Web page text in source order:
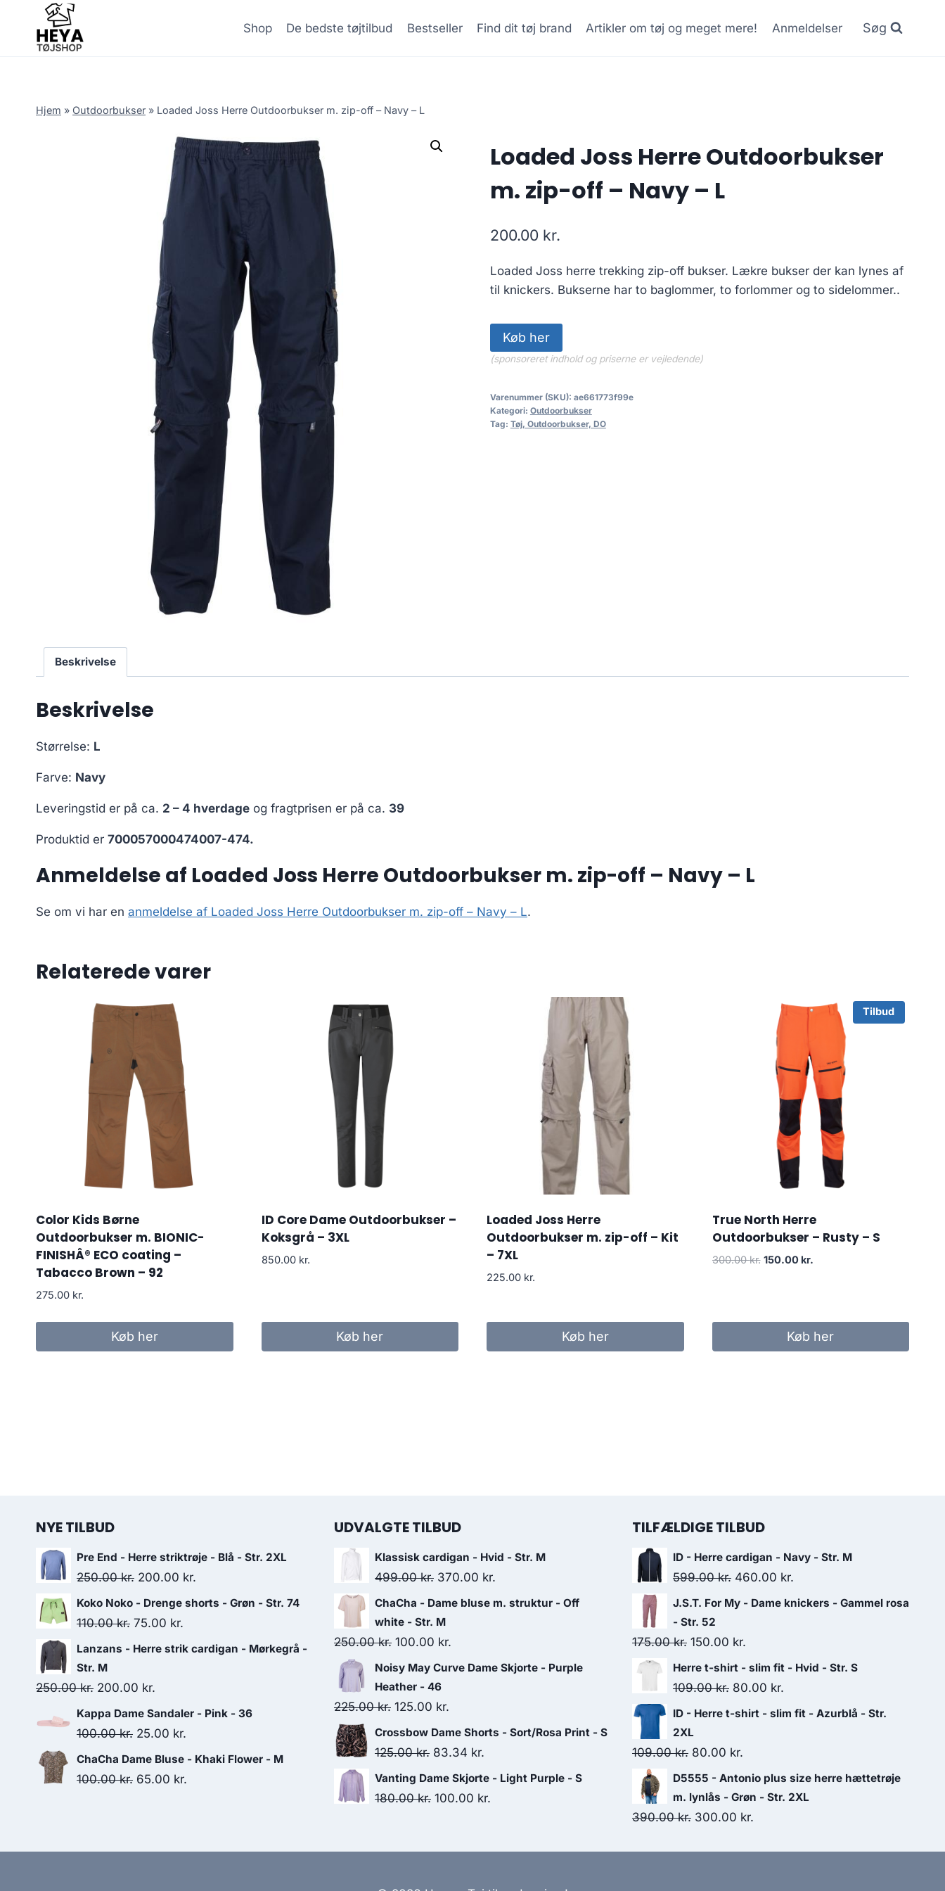
content
Shop De bedste tøjtilbud Bestseller Find dit tøj brand Artikler om tøj og meget mere! Anmeldelser Søg
Hjem » Outdoorbukser » Loaded Joss Herre Outdoorbukser m. zip-off – Navy – L
Loaded Joss Herre Outdoorbukser
m. zip-off – Navy – L
200.00 kr.
Loaded Joss herre trekking zip-off bukser. Lækre bukser der kan lynes af
til knickers. Bukserne har to baglommer, to forlommer og to sidelommer..
Køb her
(sponsoreret indhold og priserne er vejledende)
Varenummer (SKU): ae661773f99e
Kategori: Outdoorbukser
Tag: Tøj, Outdoorbukser, DO
Beskrivelse
Beskrivelse
Størrelse: L
Farve: Navy
Leveringstid er på ca. 2 – 4 hverdage og fragtprisen er på ca. 39
Produktid er 700057000474007-474.
Anmeldelse af Loaded Joss Herre Outdoorbukser m. zip-off – Navy – L
Se om vi har en anmeldelse af Loaded Joss Herre Outdoorbukser m. zip-off – Navy – L.
Relaterede varer
Color Kids Børne
Outdoorbukser m. BIONIC-
FINISHÂ® ECO coating –
Tabacco Brown – 92
275.00 kr.
Køb her
ID Core Dame Outdoorbukser –
Koksgrå – 3XL
850.00 kr.
Køb her
Loaded Joss Herre
Outdoorbukser m. zip-off – Kit
– 7XL
225.00 kr.
Køb her
Tilbud
True North Herre
Outdoorbukser – Rusty – S
300.00kr. Original
150.00 kr.
Køb her
NYE TILBUD
Pre End - Herre striktrøje - Blå - Str. 2XL
250.00kr. Original
price
was:
200.00 kr.
price
Koko Noko - Drenge shorts - Grøn - Str. 74
110.00kr. Original
price
110.00 kr..
75.00 kr.
price
Lanzans - Herre strik cardigan - Mørkegrå -
Str. M
250.00kr. Original
price
was:
200.00 kr.
price
is:
Kappa Dame Sandaler - Pink - 36
100.00kr. Original
price
was:
25.00 kr.
price
ChaCha Dame Bluse - Khaki Flower - M
100.00kr. Original
65.00 kr.
UDVALGTE TILBUD
Klassisk cardigan - Hvid - Str. M
499.00kr. Original
price
was:
499.00 kr..
370.00 kr.
price
ChaCha - Dame bluse m. struktur - Off
white - Str. M
250.00kr. Original
price
was:
250.00 kr..
100.00 kr.
price
Noisy May Curve Dame Skjorte - Purple
Heather - 46
225.00kr. Original
price
was:
125.00 kr.
price
is:
Crossbow Dame Shorts - Sort/Rosa Print - S
125.00kr. Original
price
was:
83.34 kr.
price
is:
Vanting Dame Skjorte - Light Purple - S
180.00kr. Original
100.00 kr.
TILFÆLDIGE TILBUD
ID - Herre cardigan - Navy - Str. M
599.00kr. Original
price
599.00 kr..
460.00 kr.
price
J.S.T. For My - Dame knickers - Gammel rosa
- Str. 52
175.00kr. Original
price
was:
150.00 kr.
price
is:
Herre t-shirt - slim fit - Hvid - Str. S
109.00kr. Original
price
109.00 kr..
80.00 kr.
price
ID - Herre t-shirt - slim fit - Azurblå - Str.
2XL
109.00kr. Original
price
was:
109.00 kr..
80.00 kr.
price
is:
80.00 kr..
D5555 - Antonio plus size herre hættetrøje
m. lynlås - Grøn - Str. 2XL
390.00kr. Original
300.00 kr.